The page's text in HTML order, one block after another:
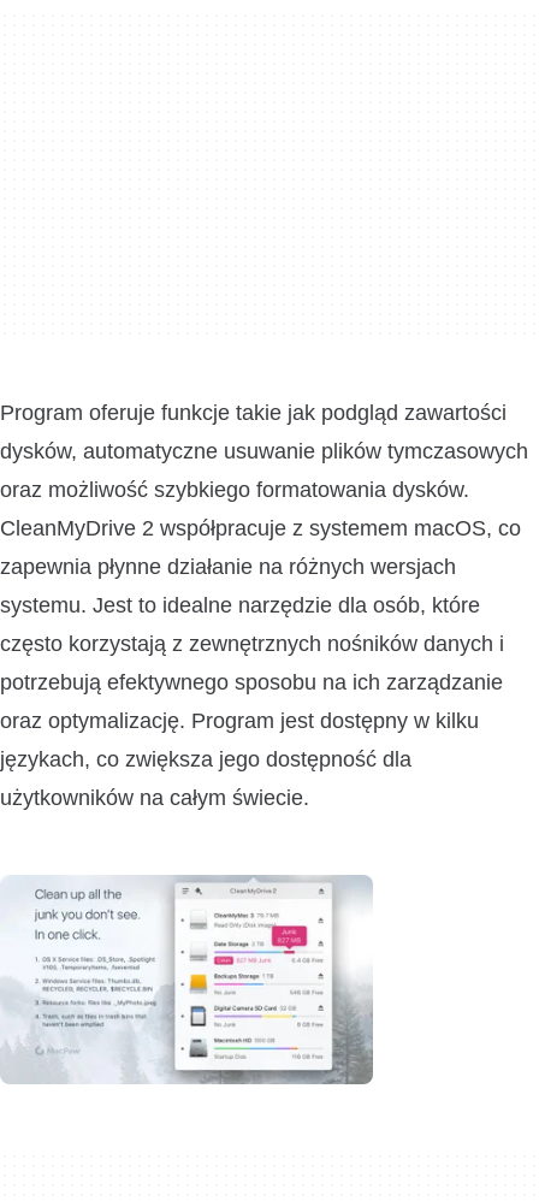
Program oferuje funkcje takie jak podgląd zawartości
dysków, automatyczne usuwanie plików tymczasowych
oraz możliwość szybkiego formatowania dysków.
CleanMyDrive 2 współpracuje z systemem macOS, co
zapewnia płynne działanie na różnych wersjach
systemu. Jest to idealne narzędzie dla osób, które
często korzystają z zewnętrznych nośników danych i
potrzebują efektywnego sposobu na ich zarządzanie
oraz optymalizację. Program jest dostępny w kilku
językach, co zwiększa jego dostępność dla
użytkowników na całym świecie.